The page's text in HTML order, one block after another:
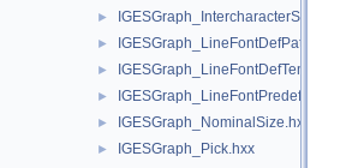
► IGESGraph_IntercharacterSpacing.hxx
► IGESGraph_LineFontDefPattern.hxx
► IGESGraph_LineFontDefTemplate.hxx
► IGESGraph_LineFontPredefined.hxx
► IGESGraph_NominalSize.hxx
►
IGESGraph_Pick.hxx